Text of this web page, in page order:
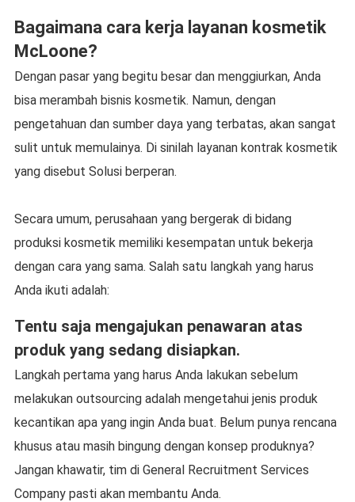
Bagaimana cara kerja layanan kosmetik
McLoone?
Dengan pasar yang begitu besar dan menggiurkan, Anda
bisa merambah bisnis kosmetik. Namun, dengan
pengetahuan dan sumber daya yang terbatas, akan sangat
sulit untuk memulainya. Di sinilah layanan kontrak kosmetik
yang disebut Solusi berperan.
Secara umum, perusahaan yang bergerak di bidang
produksi kosmetik memiliki kesempatan untuk bekerja
dengan cara yang sama. Salah satu langkah yang harus
Anda ikuti adalah:
Tentu saja mengajukan penawaran atas
produk yang sedang disiapkan.
Langkah pertama yang harus Anda lakukan sebelum
melakukan outsourcing adalah mengetahui jenis produk
kecantikan apa yang ingin Anda buat. Belum punya rencana
khusus atau masih bingung dengan konsep produknya?
Jangan khawatir, tim di General Recruitment Services
Company pasti akan membantu Anda.